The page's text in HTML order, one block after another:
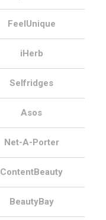
FeelUnique
iHerb
Selfridges
Asos
Net-A-Porter
ContentBeauty
BeautyBay